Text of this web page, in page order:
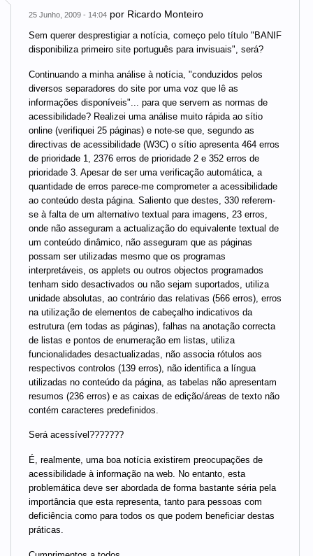
25 Junho, 2009 - 14:04 por Ricardo Monteiro
Sem querer desprestigiar a notícia, começo pelo título "BANIF
disponibiliza primeiro site português para invisuais", será?
Continuando a minha análise à notícia, "conduzidos pelos
diversos separadores do site por uma voz que lê as
informações disponíveis"... para que servem as normas de
acessibilidade? Realizei uma análise muito rápida ao sítio
online (verifiquei 25 páginas) e note-se que, segundo as
directivas de acessibilidade (W3C) o sítio apresenta 464 erros
de prioridade 1, 2376 erros de prioridade 2 e 352 erros de
prioridade 3. Apesar de ser uma verificação automática, a
quantidade de erros parece-me comprometer a acessibilidade
ao conteúdo desta página. Saliento que destes, 330 referem-
se à falta de um alternativo textual para imagens, 23 erros,
onde não asseguram a actualização do equivalente textual de
um conteúdo dinâmico, não asseguram que as páginas
possam ser utilizadas mesmo que os programas
interpretáveis, os applets ou outros objectos programados
tenham sido desactivados ou não sejam suportados, utiliza
unidade absolutas, ao contrário das relativas (566 erros), erros
na utilização de elementos de cabeçalho indicativos da
estrutura (em todas as páginas), falhas na anotação correcta
de listas e pontos de enumeração em listas, utiliza
funcionalidades desactualizadas, não associa rótulos aos
respectivos controlos (139 erros), não identifica a língua
utilizadas no conteúdo da página, as tabelas não apresentam
resumos (236 erros) e as caixas de edição/áreas de texto não
contém caracteres predefinidos.
Será acessível???????
É, realmente, uma boa notícia existirem preocupações de
acessibilidade à informação na web. No entanto, esta
problemática deve ser abordada de forma bastante séria pela
importância que esta representa, tanto para pessoas com
deficiência como para todos os que podem beneficiar destas
práticas.